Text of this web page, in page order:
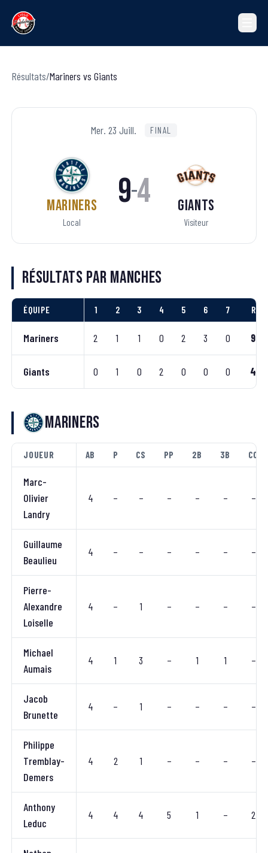
Résultats/Mariners vs Giants
Mer. 23 Juill. FINAL
Mariners
Local
9–4 Giants
Visiteur
Résultats par manches
ÉQUIPE 1 2 3 4 5 6 7 R
Mariners 2 1 1 0 2 3 0 9
Giants 0 1 0 2 0 0 0 4
Mariners
JOUEUR AB P CS PP 2B 3B CC
Marc-
Olivier
Landry
4 – – – – – –
Guillaume
Beaulieu
4 – – – – – –
Pierre-
Alexandre
Loiselle
4 – 1 – – – –
Michael
Aumais
4 1 3 – 1 1 –
Jacob
Brunette
4 – 1 – – – –
Philippe
Tremblay-
Demers
4 2 1 – – – –
Anthony
Leduc
4 4 4 5 1 – 2